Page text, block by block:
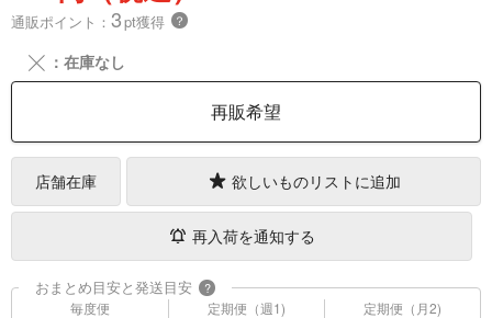
通販ポイント： 3pt獲得 ？
╳ ：在庫なし
再販希望
店舗在庫 欲しいものリストに追加
再入荷を通知する
おまとめ目安と発送目安 ?
毎度便
定期便（週1)
定期便（月2)